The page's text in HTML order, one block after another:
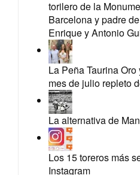
torilero de la
Barcelona y padre
Enrique y Antonio
La Peña Taurina
mes de julio repleto
La alternativa de
Los 15 toreros más
Instagram